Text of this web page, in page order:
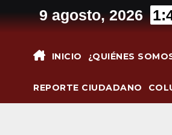
al
9 agosto, 2026
INICIO ¿QUIÉNES
REPORTE CIUDADANO